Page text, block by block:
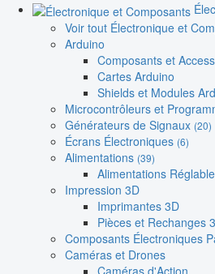
Voir tout Électronique et
Arduino
Composants et
Cartes Arduino
Shields et Modules
Microcontrôleurs et
Générateurs de Signaux (20)
Écrans Électroniques (6)
Alimentations (39)
Alimentations
Impression 3D
Imprimantes 3D
Pièces et Rechanges
Composants Électroniques
Caméras et Drones
Caméras d'Action